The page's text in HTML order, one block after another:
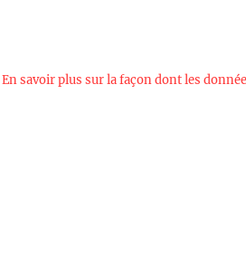
En savoir plus sur la façon dont les